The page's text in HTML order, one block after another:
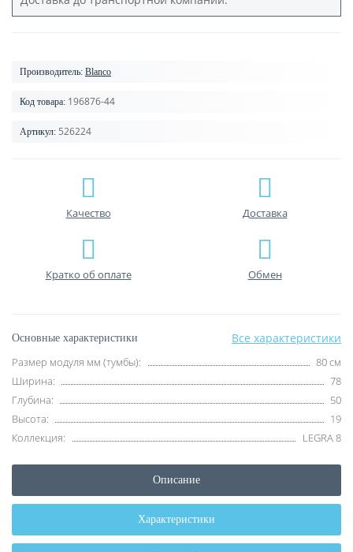
Производитель: Blanco
Код товара: 196876-44
Артикул: 526224
Качество Доставка
Кратко об оплате Обмен
Основные характеристики Все характеристики
Размер модуля мм (тумбы):
80 см
Ширина:
78
Глубина:
50
Высота:
19
Коллекция:
LEGRA 8
Описание
Характеристики